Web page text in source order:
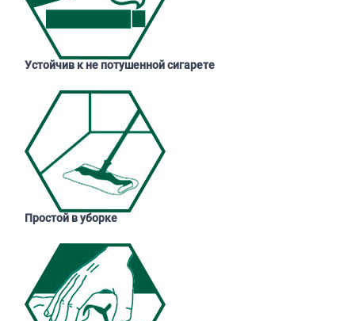
Устойчив к не потушенной сигарете
Простой в уборке